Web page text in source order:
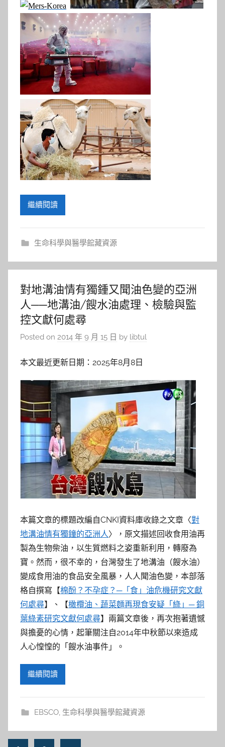
繼續閱讀
生命科學與醫學館藏資源
對地溝油情有獨鍾又聞油色變的亞洲
人──地溝油/餿水油處理、檢驗與監
控文獻何處尋
Posted on 2014 年 9 月 15 日 by libtul
本文最近更新日期：2025年8月8日
本篇文章的標題改編自CNKI資料庫收錄之文章〈對
地溝油情有獨鐘的亞洲人〉，原文描述回收食用油再
製為生物柴油，以生質燃料之姿重新利用，轉廢為
寶。然而，很不幸的，台灣發生了地溝油（餿水油）
變成食用油的食品安全風暴，人人聞油色變，本部落
格自撰寫【棉酚？不孕症？─「食」油危機研究文獻
何處尋】、【橄欖油、蔬菜麵再現食安疑「綠」─ 銅
葉綠素研究文獻何處尋】兩篇文章後，再次抱著遺憾
與擔憂的心情，起筆關注自2014年中秋節以來造成
人心惶惶的「餿水油事件」。
繼續閱讀
EBSCO, 生命科學與醫學館藏資源